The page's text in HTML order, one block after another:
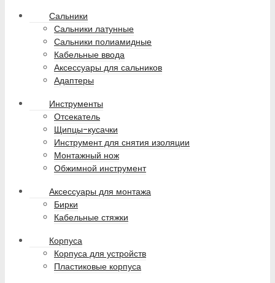
Сальники
Сальники латунные
Сальники полиамидные
Кабельные ввода
Аксессуары для сальников
Адаптеры
Инструменты
Отсекатель
Щипцы-кусачки
Инструмент для снятия изоляции
Монтажный нож
Обжимной инструмент
Аксессуары для монтажа
Бирки
Кабельные стяжки
Корпуса
Корпуса для устройств
Пластиковые корпуса